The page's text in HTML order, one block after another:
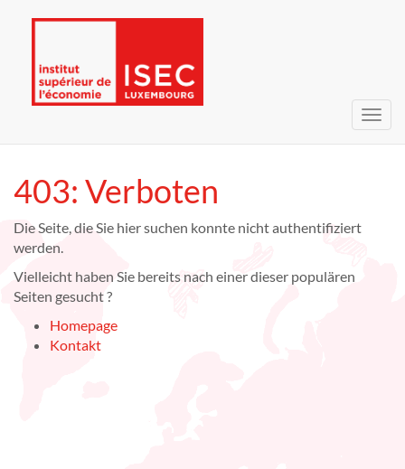
403: Verboten
Die Seite, die Sie hier suchen konnte nicht authentifiziert
werden.
Vielleicht haben Sie bereits nach einer dieser populären
Seiten gesucht ?
Homepage
Kontakt